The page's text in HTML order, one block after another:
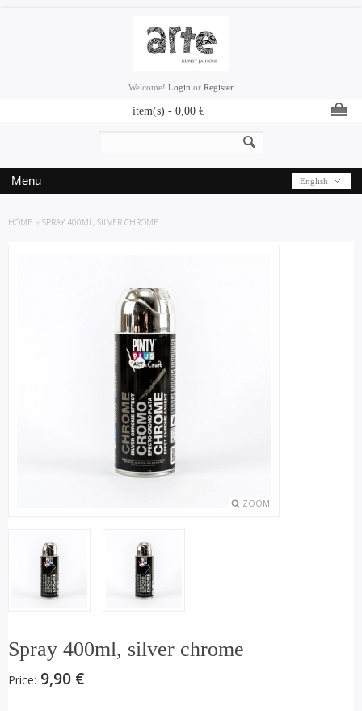
Welcome! Login or Register
item(s) - 0,00 €
English
Menu
HOME » SPRAY 400ML, SILVER CHROME
ZOOM
Spray 400ml, silver chrome
Price: 9,90 €